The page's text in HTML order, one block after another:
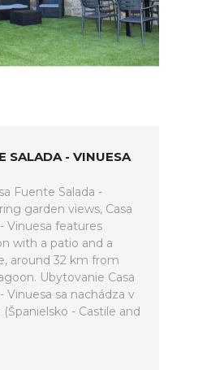
SALADA - VINUESA
Fuente Salada -
garden views, Casa
Vinuesa features
with a patio and a
around 32 km from
Ubytovanie Casa
Vinuesa sa nachádza v
- Castile and